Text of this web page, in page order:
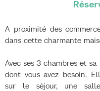
A proximité des
dans cette charmante
Avec ses 3 chambres et
dont vous avez besoin.
sur le séjour, une